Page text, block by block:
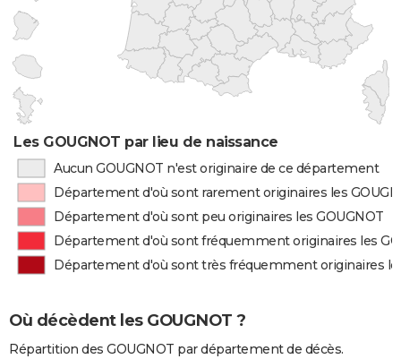
Les GOUGNOT par lieu de naissance
Aucun GOUGNOT n'est originaire de ce département
Département d'où sont rarement originaires les
Département d'où sont peu originaires les GOUGNOT
Département d'où sont fréquemment originaires les
Département d'où sont très fréquemment originaires
Où décèdent les GOUGNOT ?
Répartition des GOUGNOT par département de décès.